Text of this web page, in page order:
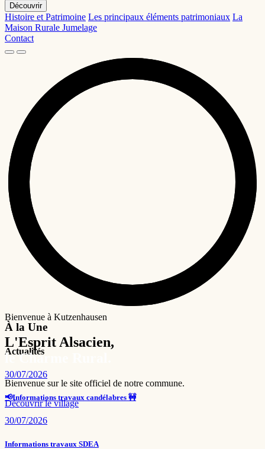
Découvrir
Histoire et Patrimoine Les principaux éléments patrimoniaux La
Maison Rurale Jumelage
Contact
Bienvenue à Kutzenhausen
L'Esprit Alsacien,
le Charme Rural.
Bienvenue sur le site officiel de notre commune.
Découvrir le village
À la Une
Actualités
30/07/2026
📢Informations travaux candélabres 🚧
30/07/2026
Informations travaux SDEA